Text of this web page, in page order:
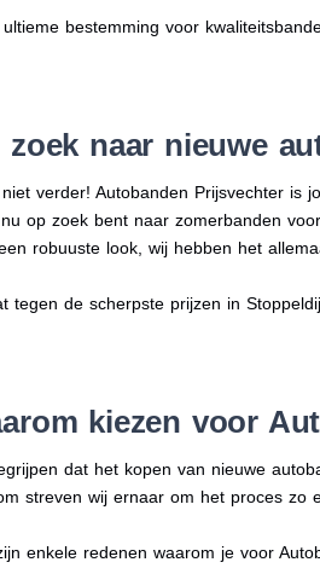
bestemming voor
zoek naar nieuwe
verder! Autobanden Prijsvechter is
op zoek bent naar zomerbanden
robuuste look, wij hebben het
tegen de scherpste prijzen in
kiezen voor
dat het kopen van nieuwe
streven wij ernaar om het proces zo
enkele redenen waarom je voor